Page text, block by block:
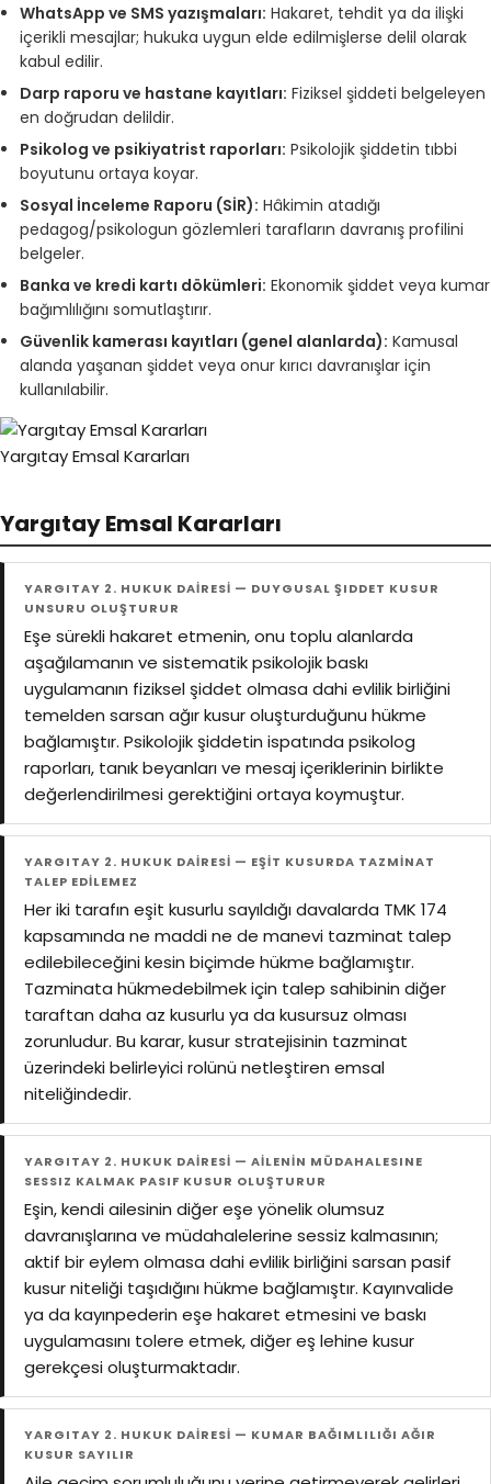
WhatsApp ve SMS yazışmaları: Hakaret, tehdit ya da ilişki
içerikli mesajlar; hukuka uygun elde edilmişlerse delil olarak
kabul edilir.
Darp raporu ve hastane kayıtları: Fiziksel şiddeti belgeleyen
en doğrudan delildir.
Psikolog ve psikiyatrist raporları: Psikolojik şiddetin tıbbi
boyutunu ortaya koyar.
Sosyal İnceleme Raporu (SİR): Hâkimin atadığı
pedagog/psikologun gözlemleri tarafların davranış profilini
belgeler.
Banka ve kredi kartı dökümleri: Ekonomik şiddet veya kumar
bağımlılığını somutlaştırır.
Güvenlik kamerası kayıtları (genel alanlarda): Kamusal
alanda yaşanan şiddet veya onur kırıcı davranışlar için
kullanılabilir.
Yargıtay Emsal Kararları
Yargıtay Emsal Kararları
YARGITAY 2. HUKUK DAİRESİ — DUYGUSAL ŞIDDET KUSUR
UNSURU OLUŞTURUR
Eşe sürekli hakaret etmenin, onu toplu alanlarda
aşağılamanın ve sistematik psikolojik baskı
uygulamanın fiziksel şiddet olmasa dahi evlilik birliğini
temelden sarsan ağır kusur oluşturduğunu hükme
bağlamıştır. Psikolojik şiddetin ispatında psikolog
raporları, tanık beyanları ve mesaj içeriklerinin birlikte
değerlendirilmesi gerektiğini ortaya koymuştur.
YARGITAY 2. HUKUK DAİRESİ — EŞİT KUSURDA TAZMİNAT
TALEP EDİLEMEZ
Her iki tarafın eşit kusurlu sayıldığı davalarda TMK 174
kapsamında ne maddi ne de manevi tazminat talep
edilebileceğini kesin biçimde hükme bağlamıştır.
Tazminata hükmedebilmek için talep sahibinin diğer
taraftan daha az kusurlu ya da kusursuz olması
zorunludur. Bu karar, kusur stratejisinin tazminat
üzerindeki belirleyici rolünü netleştiren emsal
niteliğindedir.
YARGITAY 2. HUKUK DAİRESİ — AİLENİN MÜDAHALESINE
SESSIZ KALMAK PASIF KUSUR OLUŞTURUR
Eşin, kendi ailesinin diğer eşe yönelik olumsuz
davranışlarına ve müdahalelerine sessiz kalmasının;
aktif bir eylem olmasa dahi evlilik birliğini sarsan pasif
kusur niteliği taşıdığını hükme bağlamıştır. Kayınvalide
ya da kayınpederin eşe hakaret etmesini ve baskı
uygulamasını tolere etmek, diğer eş lehine kusur
gerekçesi oluşturmaktadır.
YARGITAY 2. HUKUK DAİRESİ — KUMAR BAĞIMLILIĞI AĞIR
KUSUR SAYILIR